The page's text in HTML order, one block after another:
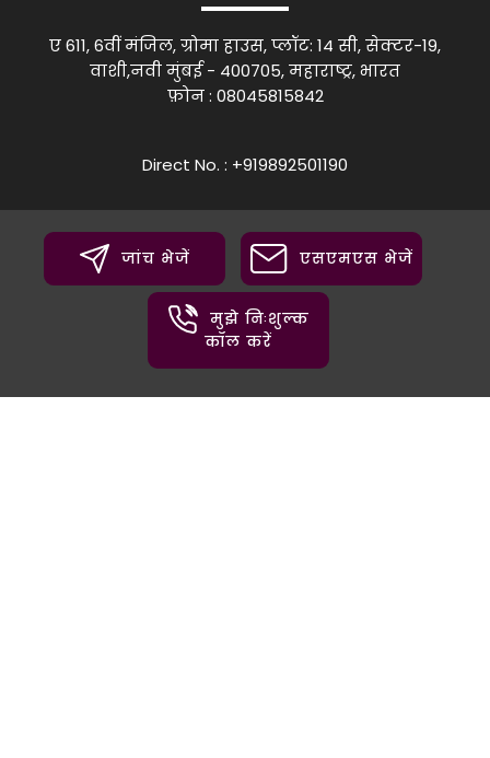
ए 611, 6वीं मंजिल, ग्रोमा हाउस, प्लॉट: 14 सी, सेक्टर-19,
वाशी,नवी मुंबई - 400705, महाराष्ट्र, भारत
फ़ोन : 08045815842
Direct No. : +919892501190
जांच भेजें एसएमएस भेजें
मुझे निःशुल्क
कॉल करें